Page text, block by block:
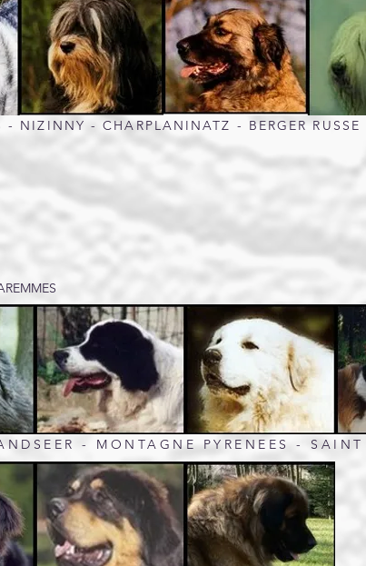
- NIZINNY - CHARPLANINATZ - BERGER
- MONTAGNE PYRENEES - SAINT